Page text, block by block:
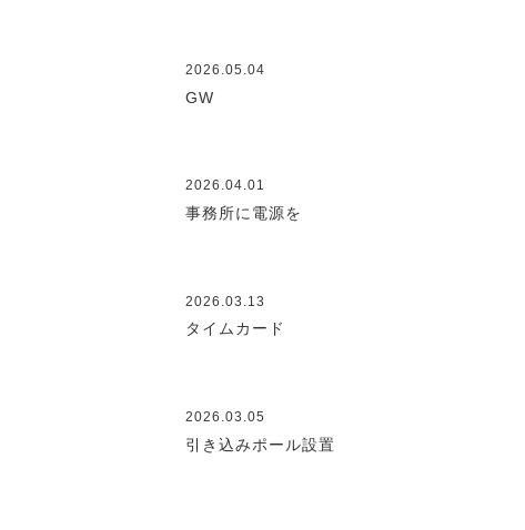
2026.05.04
GW
2026.04.01
事務所に電源を
2026.03.13
タイムカード
2026.03.05
引き込みポール設置